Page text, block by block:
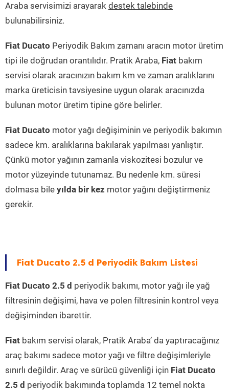
Araba servisimizi arayarak destek talebinde
bulunabilirsiniz.
Fiat Ducato Periyodik Bakım zamanı aracın motor üretim
tipi ile doğrudan orantılıdır. Pratik Araba, Fiat bakım
servisi olarak aracınızın bakım km ve zaman aralıklarını
marka üreticisin tavsiyesine uygun olarak aracınızda
bulunan motor üretim tipine göre belirler.
Fiat Ducato motor yağı değişiminin ve periyodik bakımın
sadece km. aralıklarına bakılarak yapılması yanlıştır.
Çünkü motor yağının zamanla viskozitesi bozulur ve
motor yüzeyinde tutunamaz. Bu nedenle km. süresi
dolmasa bile yılda bir kez motor yağını değiştirmeniz
gerekir.
Fiat Ducato 2.5 d Periyodik Bakım Listesi
Fiat Ducato 2.5 d periyodik bakımı, motor yağı ile yağ
filtresinin değişimi, hava ve polen filtresinin kontrol veya
değişiminden ibarettir.
Fiat bakım servisi olarak, Pratik Araba’ da yaptıracağınız
araç bakımı sadece motor yağı ve filtre değişimleriyle
sınırlı değildir. Araç ve sürücü güvenliği için Fiat Ducato
2.5 d periyodik bakımında toplamda 12 temel nokta